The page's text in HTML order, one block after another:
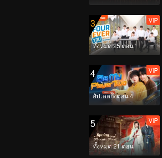
3
ทั้งหมด 25 ตอน
VIP
4
อัปเดตถึงตอน 4
VIP
5
ทั้งหมด 21 ตอน
VIP